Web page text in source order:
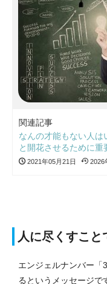
関連記事
なんの才能もない人
と開花させるために重
2021年05月21日 2026
人に尽くすこ
エンジェルナンバー「
るというメッセージで